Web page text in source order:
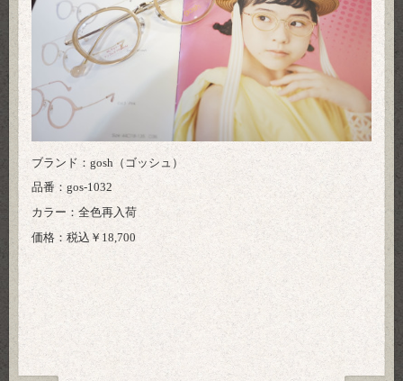
ブランド：gosh（ゴッシュ）
品番：gos-1032
カラー：全色再入荷
価格：税込￥18,700